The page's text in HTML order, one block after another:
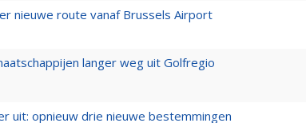
nieuwe route vanaf Brussels Airport
langer weg uit Golfregio
uit: opnieuw drie nieuwe bestemmingen